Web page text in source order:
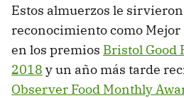
Estos almuerzos le
reconocimiento como
en los premios Bristol Good
2018 y un año más tarde
Observer Food Monthly